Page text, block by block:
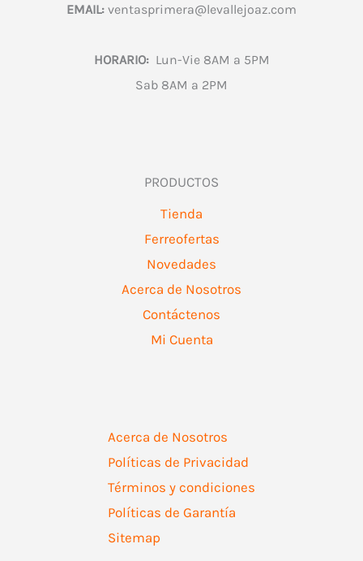
EMAIL: ventasprimera@levallejoaz.com
HORARIO:Lun-Vie 8AM a 5PM
Sab 8AM a 2PM
PRODUCTOS
Tienda
Ferreofertas
Novedades
Acerca de Nosotros
Contáctenos
Mi Cuenta
Acerca de Nosotros
Políticas de Privacidad
Términos y condiciones
Políticas de Garantía
Sitemap